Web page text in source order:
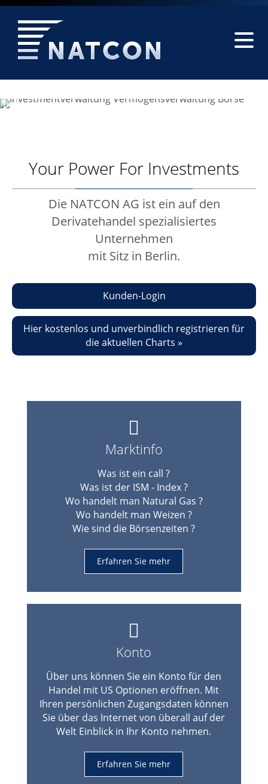
Über uns können Sie ein Konto für den Handel mit US
ERFAHREN SIE MEHR
••••
Your Power For Investments
Die NATCON AG ist ein auf den
Derivatehandel spezialisiertes
Unternehmen
mit Sitz in Berlin.
Kunden-Login
Hier kostenlos und unverbindlich registrieren für
die aktuellen Charts »
Marktinfo
Was ist ein call ?
Was ist der ISM - Index ?
Wo handelt man Natural Gas ?
Wo handelt man Weizen ?
Wie sind die Börsenzeiten ?
Erfahren Sie mehr
Konto
Über uns können Sie ein Konto für den
Handel mit US Optionen eröffnen. Mit
Ihren persönlichen Zugangsdaten können
Sie über das Internet von überall auf der
Welt Einblick in Ihr Konto nehmen.
Erfahren Sie mehr